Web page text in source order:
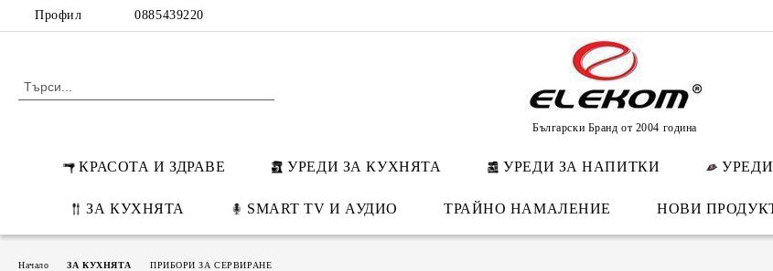
Профил 0885439220
Български Бранд от 2004 година
КРАСОТА И ЗДРАВЕ УРЕДИ ЗА КУХНЯТА УРЕДИ ЗА НАПИТКИ
ЗА КУХНЯТА SMART TV И АУДИО ТРАЙНО НАМАЛЕНИЕ НОВИ
Начало ЗА КУХНЯТА ПРИБОРИ ЗА СЕРВИРАНЕ